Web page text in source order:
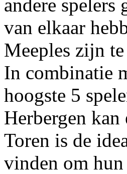
andere spelers
van elkaar
Meeples zijn
In combinatie
hoogste 5
Herbergen kan
Toren is de
vinden om hun